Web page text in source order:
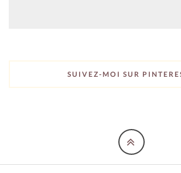
SUIVEZ-MOI SUR